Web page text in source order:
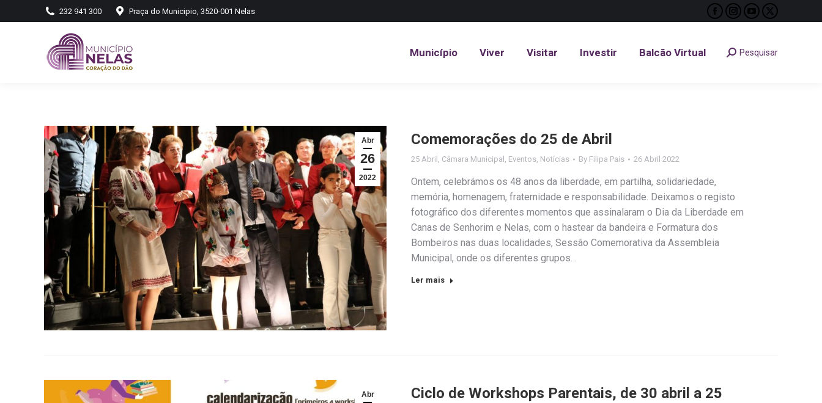
232 941 300 Praça do Municipio, 3520-001 Nelas
Facebook
opens
Instagram
opens
YouTube
opens
X
opens
Município Viver Visitar Investir Balcão Virtual Search:Pesquisar
Abr
26
2022
Comemorações do 25 de Abril
25 Abril , Câmara Municipal , Eventos, Notícias By Filipa Pais 26 Abril 2022
Ontem, celebrámos os 48 anos da liberdade, em partilha, solidariedade,
memória, homenagem, fraternidade e responsabilidade. Deixamos o registo
fotográfico dos diferentes momentos que assinalaram o Dia da Liberdade em
Canas de Senhorim e Nelas, com o hastear da bandeira e Formatura dos
Bombeiros nas duas localidades, Sessão Comemorativa da Assembleia
Municipal, onde os diferentes grupos…
Ler mais
Abr
Ciclo de Workshops Parentais, de 30 abril a 25
Município Viver Visitar Investir Balcão Virtual Search:
Pesquisar